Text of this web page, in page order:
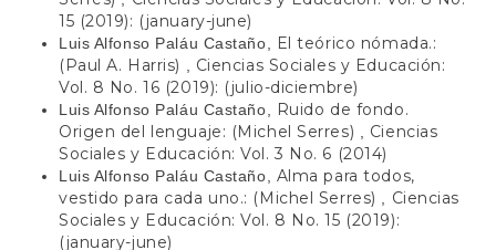
15 (2019): (january-june)
Luis Alfonso Paláu Castaño,
El teórico nómada.:
(Paul A. Harris)
Ciencias Sociales y Educación:
Vol. 8 No. 16 (2019): (julio-diciembre)
Luis Alfonso Paláu Castaño,
Ruido de fondo.
Origen del lenguaje: (Michel Serres)
Ciencias
Sociales y Educación: Vol. 3 No. 6 (2014)
Luis Alfonso Paláu Castaño, Alma para todos,
vestido para cada uno.: (Michel Serres)
Ciencias
Sociales y Educación: Vol. 8 No. 15 (2019):
(january-june)